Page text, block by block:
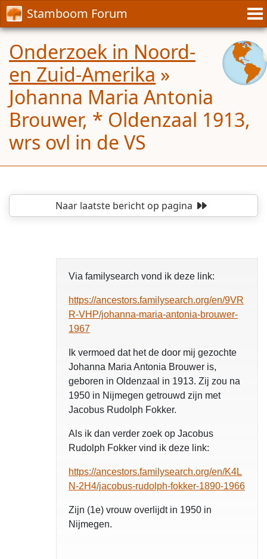
Stamboom Forum
Onderzoek in Noord-
en Zuid-Amerika »
Johanna Maria Antonia
Brouwer, * Oldenzaal 1913,
wrs ovl in de VS
Naar laatste berichtop pagina
Via familysearch vond ik deze link:
https://ancestors.familysearch.org/en/9VR
R-VHP/johanna-maria-antonia-brouwer-
1967
Ik vermoed dat het de door mij gezochte
Johanna Maria Antonia Brouwer is,
geboren in Oldenzaal in 1913. Zij zou na
1950 in Nijmegen getrouwd zijn met
Jacobus Rudolph Fokker.
Als ik dan verder zoek op Jacobus
Rudolph Fokker vind ik deze link:
https://ancestors.familysearch.org/en/K4L
N-2H4/jacobus-rudolph-fokker-1890-1966
Zijn (1e) vrouw overlijdt in 1950 in
Nijmegen.